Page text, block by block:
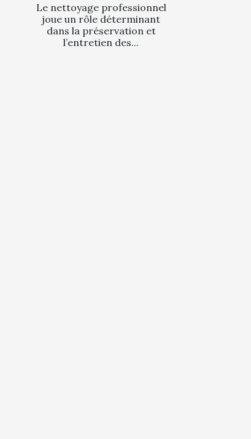
Le nettoyage professionnel
joue un rôle déterminant
dans la préservation et
l’entretien des...